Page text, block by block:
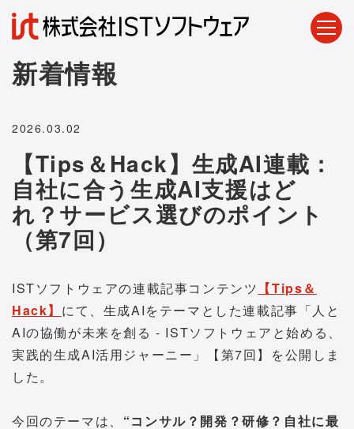
新着情報
2026.03.02
【Tips＆Hack】生成AI連載：
自社に合う生成AI支援はど
れ？サービス選びのポイント
（第7回）
ISTソフトウェアの連載記事コンテンツ 【Tips＆
Hack】 にて、生成AIをテーマとした連載記事「人と
AIの協働が未来を創る - ISTソフトウェアと始める、
実践的生成AI活用ジャーニー」【第7回】を公開しま
した。
今回のテーマは、 “コンサル？開発？研修？自社に最